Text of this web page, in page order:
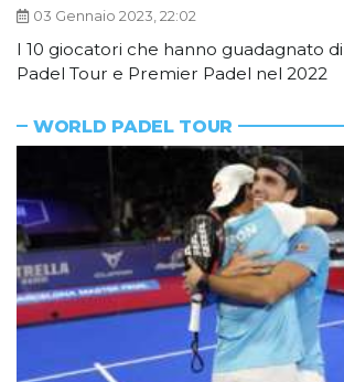
03 Gennaio 2023, 22:02
I 10 giocatori che hanno guadagnato
Padel Tour e Premier Padel nel 2022
WORLD PADEL TOUR